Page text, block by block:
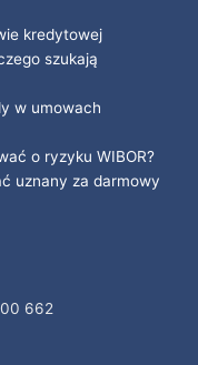
kredytowej
szukają
w umowach
o ryzyku WIBOR?
uznany za darmowy
662